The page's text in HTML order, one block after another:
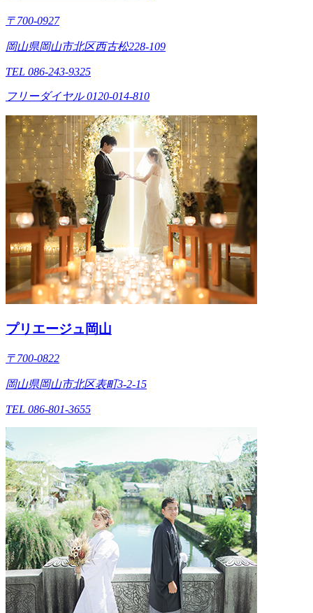
〒700-0927
岡山県岡山市北区西古松228-109
TEL 086-243-9325
フリーダイヤル 0120-014-810
プリエージュ岡山
〒700-0822
岡山県岡山市北区表町3-2-15
TEL 086-801-3655